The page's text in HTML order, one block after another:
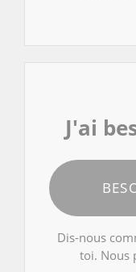
J'ai
Dis-nous
toi. Nous